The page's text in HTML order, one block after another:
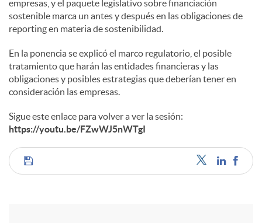
i
d
o
s
empresas, y el paquete legislativo sobre financiación
sostenible marca un antes y después en las obligaciones de
reporting en materia de sostenibilidad.
En la ponencia se explicó el marco regulatorio, el posible
tratamiento que harán las entidades financieras y las
obligaciones y posibles estrategias que deberían tener en
consideración las empresas.
Sigue este enlace para volver a ver la sesión:
https://youtu.be/FZwWJ5nWTgI
C